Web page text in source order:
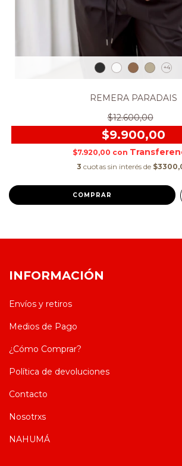
+4
REMERA PARADAIS
$12.600,00
$9.900,00
$7.920,00 con
3 cuotas sin interés de
COMPRAR
INFORMACIÓN
Envíos y retiros
Medios de Pago
¿Cómo Comprar?
Política de devoluciones
Contacto
Nosotrxs
NAHUMÁ